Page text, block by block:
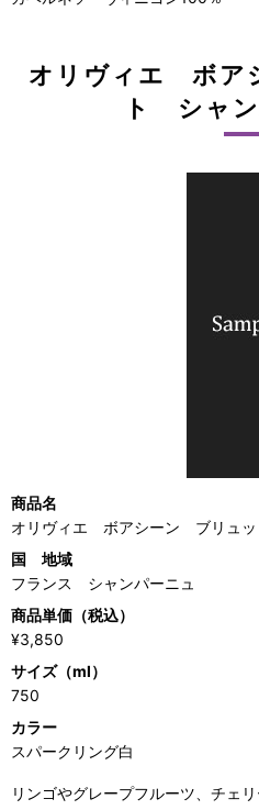
オリヴィエ ボア
ト シャ
商品名
オリヴィエ ボアシーン ブリュ
国 地域
フランス シャンパーニュ
商品単価（税込）
¥3,850
サイズ（ml）
750
カラー
スパークリング白
リンゴやグレープフルーツ、チェ